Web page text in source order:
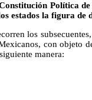
Política
estados la figura de
los
con objeto
manera: